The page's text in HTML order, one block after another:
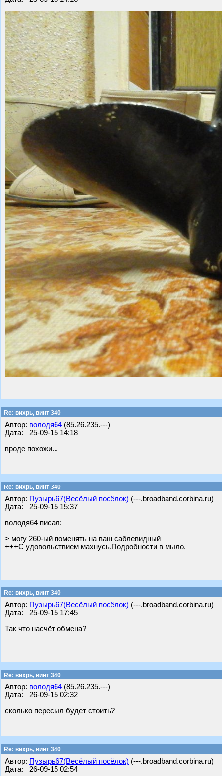
Re: вихрь, винт 340
Автор: володя64 (85.26.235.---)
Дата: 25-09-15 14:18
вроде похожи...
Re: вихрь, винт 340
Автор: Пузырь67(Весёлый посёлок) (---.broadband.corbina.ru)
Дата: 25-09-15 15:37
володя64 писал:
> могу 260-ый поменять на ваш саблевидный
+++С удовольствием махнусь.Подробности в мыло.
Re: вихрь, винт 340
Автор: Пузырь67(Весёлый посёлок) (---.broadband.corbina.ru)
Дата: 25-09-15 17:45
Так что насчёт обмена?
Re: вихрь, винт 340
Автор: володя64 (85.26.235.---)
Дата: 26-09-15 02:32
сколько пересыл будет стоить?
Re: вихрь, винт 340
Автор: Пузырь67(Весёлый посёлок) (---.broadband.corbina.ru)
Дата: 26-09-15 02:54